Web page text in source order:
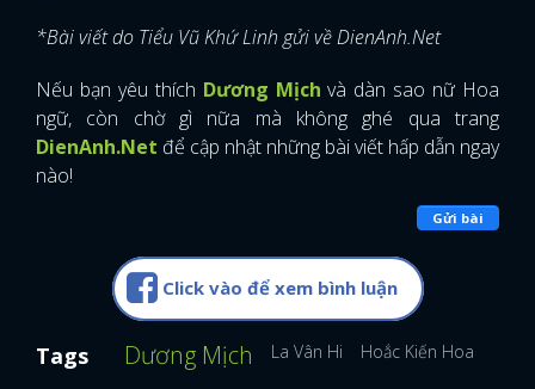
*Bài viết do Tiểu Vũ Khứ Linh gửi về DienAnh.Net
Nếu bạn yêu thích Dương Mịchvà dàn sao nữ Hoa
ngữ, còn chờ gì nữa mà không ghé qua trang
DienAnh.Net để cập nhật những bài viết hấp dẫn ngay
nào!
Gửi bài
Click vào để xem bình luận
Tags Dương Mịch La Vân Hi Hoắc Kiến Hoa